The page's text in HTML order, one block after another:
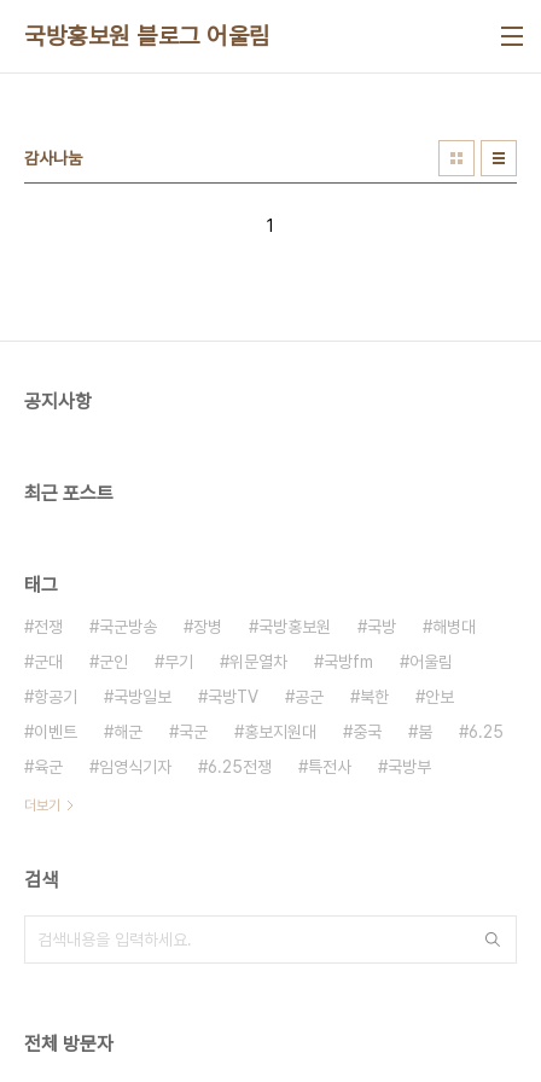
국방홍보원 블로그 어울림
감사나눔
1
공지사항
최근 포스트
태그
전쟁 국군방송 장병 국방홍보원 국방
해병대
군대
군인 무기 위문열차 국방fm
어울림
항공기
국방일보 국방TV 공군 북한
안보
이벤트
해군 국군 홍보지원대 중국 붐
6.25
육군
임영식기자 6.25전쟁 특전사 국방부
더보기
검색
전체 방문자